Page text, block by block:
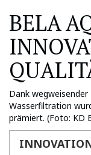
BELA
Dank
Wasserfiltration
prämiert. (Foto: KD